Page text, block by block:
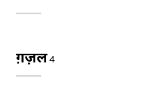
ग़ज़ल4